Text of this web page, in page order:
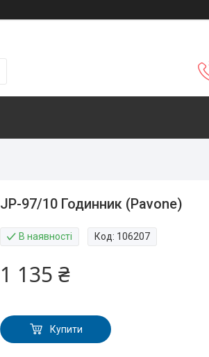
JP-97/10 Годинник (Pavone)
В наявності Код: 106207
1 135 ₴
Купити